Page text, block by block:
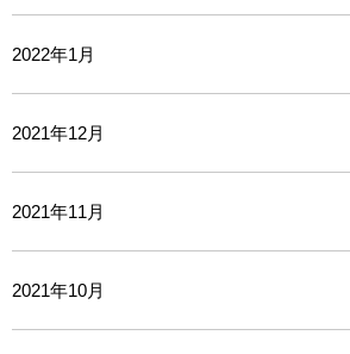
2022年1月
2021年12月
2021年11月
2021年10月